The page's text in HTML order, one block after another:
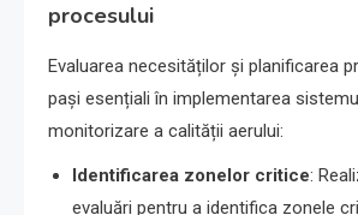
procesului
Evaluarea necesităților și planificarea
pași esențiali în implementarea
monitorizare a calității aerului:
Identificarea zonelor critice:
evaluări pentru a identifica zonele